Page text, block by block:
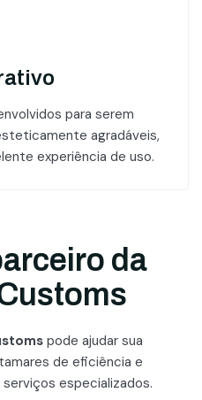
para serem
agradáveis,
experiência de uso.
da
pode ajudar sua
de eficiência e
especializados.